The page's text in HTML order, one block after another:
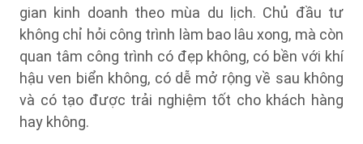
gian kinh doanh theo mùa du lịch. Chủ đầu tư
không chỉ hỏi công trình làm bao lâu xong, mà còn
quan tâm công trình có đẹp không, có bền với khí
hậu ven biển không, có dễ mở rộng về sau không
và có tạo được trải nghiệm tốt cho khách hàng
hay không.